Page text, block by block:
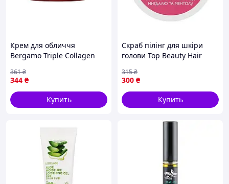
Крем для обличчя
Bergamo Triple Collagen
344 ₴
361₴
Купить
Скраб пілінг для шкіри
голови Top Beauty Hair
300 ₴
315₴
Купить